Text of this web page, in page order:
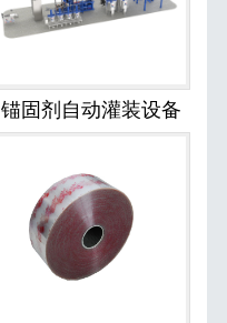
锚固剂自动灌装设备